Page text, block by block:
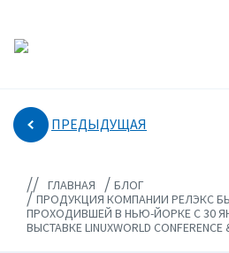
ПРЕДЫДУЩАЯ
// ГЛАВНАЯ / БЛОГ
/ПРОДУКЦИЯ КОМПАНИИ РЕЛЭКС
ПРОХОДИВШЕЙ В НЬЮ-ЙОРКЕ С 30
ВЫСТАВКЕ LINUXWORLD CONFERENCE